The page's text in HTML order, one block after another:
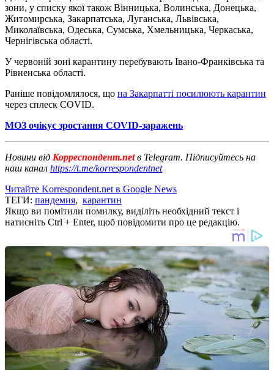
зони, у списку якої також Вінницька, Волинська, Донецька,
Житомирська, Закарпатська, Луганська, Львівська,
Миколаївська, Одеська, Сумська, Хмельницька, Черкаська,
Чернігівська області.
У червоній зоні карантину перебувають Івано-Франківська та
Рівненська області.
Раніше повідомлялося, що на Закарпатті посилюють карантин
через сплеск COVID.
МОЗ очікує зростання COVID-заражень
Новини від Корреспондент.netв Telegram. Підписуйтесь на
наш канал https://t.me/korrespondentnet
Читайте Korrespondent.net в Google News
ТЕГИ: пандемия, карантин
Якщо ви помітили помилку, виділіть необхідний текст і
натисніть Ctrl + Enter, щоб повідомити про це редакцію.